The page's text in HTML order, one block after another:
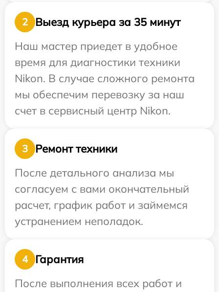
2
Выезд курьера за 35 минут
Наш мастер приедет в удобное
время для диагностики техники
Nikon. В случае сложного ремонта
мы обеспечим перевозку за наш
счет в сервисный центр Nikon.
3
Ремонт техники
После детального анализа мы
согласуем с вами окончательный
расчет, график работ и займемся
устранением неполадок.
4
Гарантия
После выполнения всех работ и